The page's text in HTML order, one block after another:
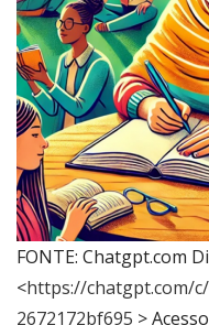
FONTE: Chatgpt.com
<https://chatgpt.com/
2672172bf695 >